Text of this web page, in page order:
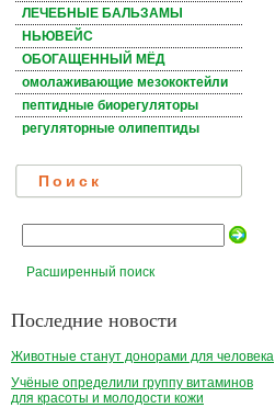
ЛЕЧЕБНЫЕ БАЛЬЗАМЫ
НЬЮВЕЙС
ОБОГАЩЕННЫЙ МЁД
омолаживающие мезококтейли
пептидные биорегуляторы
регуляторные олипептиды
Поиск
Расширенный поиск
Последние новости
Животные станут донорами для человека
Учёные определили группу витаминов
для красоты и молодости кожи